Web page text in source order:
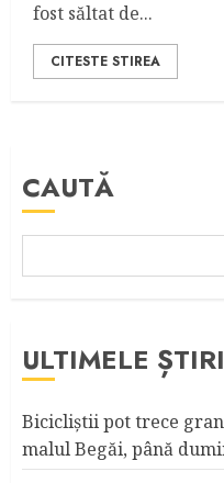
fost săltat de...
CITESTE STIREA
CAUTĂ
ULTIMELE ȘTIRI
Bicicliştii pot trece
malul Begăi, până